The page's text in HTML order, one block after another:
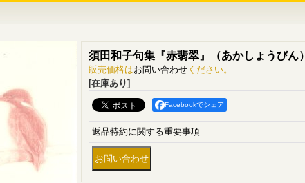
須田和子句集『赤翡翠』（あかしょうびん）
販売価格はお問い合わせ ください。
[在庫あり]
Facebookでシェア
返品特約に関する重要事項